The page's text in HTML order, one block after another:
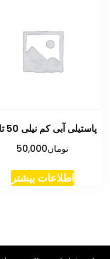
پاستیلی آبی کم نیلی 50 تایی
تومان50,000
اطلاعات بیشتر